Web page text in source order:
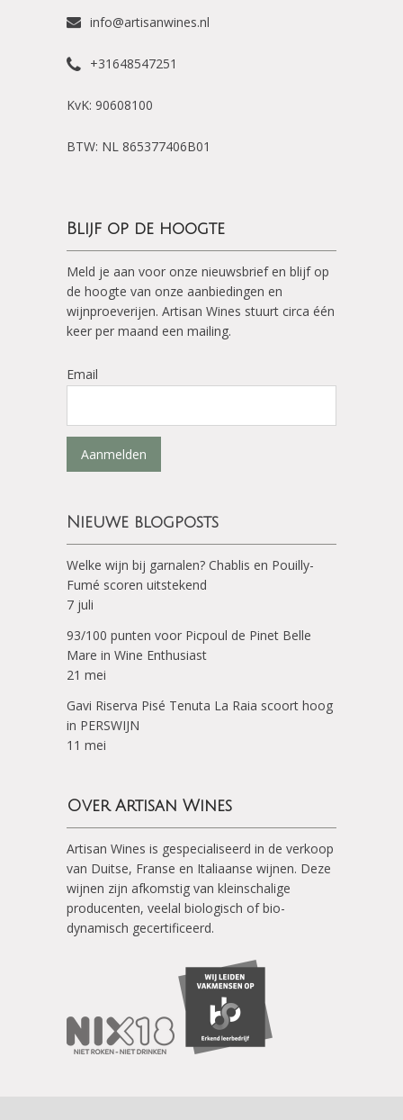
info@artisanwines.nl
+31648547251
KvK: 90608100
BTW: NL 865377406B01
Blijf op de hoogte
Meld je aan voor onze nieuwsbrief en blijf op
de hoogte van onze aanbiedingen en
wijnproeverijen. Artisan Wines stuurt circa één
keer per maand een mailing.
Email
Aanmelden
Nieuwe blogposts
Welke wijn bij garnalen? Chablis en Pouilly-
Fumé scoren uitstekend
7 juli
93/100 punten voor Picpoul de Pinet Belle
Mare in Wine Enthusiast
21 mei
Gavi Riserva Pisé Tenuta La Raia scoort hoog
in PERSWIJN
11 mei
Over Artisan Wines
Artisan Wines is gespecialiseerd in de verkoop
van Duitse, Franse en Italiaanse wijnen. Deze
wijnen zijn afkomstig van kleinschalige
producenten, veelal biologisch of bio-
dynamisch gecertificeerd.